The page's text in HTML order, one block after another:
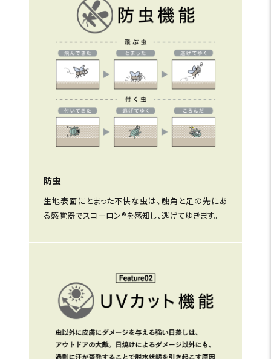
防虫
生地表面にとまった不快な虫は、触角と足の先にあ
る感覚器でスコーロン®を感知し、逃げてゆきます。